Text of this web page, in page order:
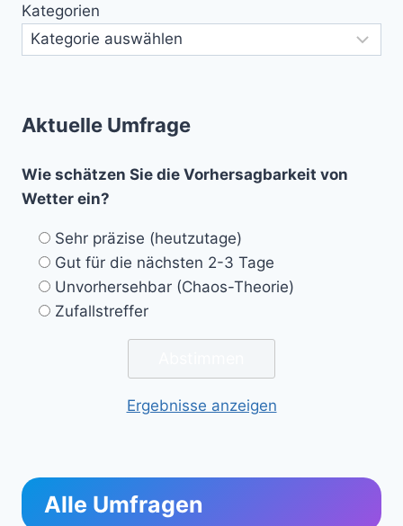
Kategorien
Aktuelle Umfrage
Wie schätzen Sie die Vorhersagbarkeit von
Wetter ein?
Sehr präzise (heutzutage)
Gut für die nächsten 2-3 Tage
Unvorhersehbar (Chaos-Theorie)
Zufallstreffer
Ergebnisse anzeigen
Alle Umfragen